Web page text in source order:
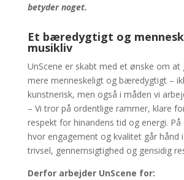
betyder noget.
Et bæredygtigt og
musikliv
UnScene er skabt med et ønske om at
mere menneskeligt og bæredygtigt –
kunstnerisk, men også i måden vi
– Vi tror på ordentlige rammer, klare
respekt for hinandens tid og energi.
hvor engagement og kvalitet går hånd
trivsel, gennemsigtighed og gensidig
Derfor arbejder UnScene for: